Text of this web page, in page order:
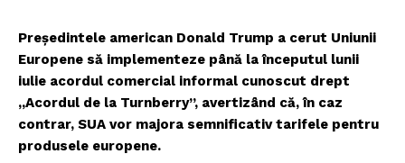
Președintele american Donald Trump a cerut Uniunii
Europene să implementeze până la începutul lunii
iulie acordul comercial informal cunoscut drept
„Acordul de la Turnberry”, avertizând că, în caz
contrar, SUA vor majora semnificativ tarifele pentru
produsele europene.